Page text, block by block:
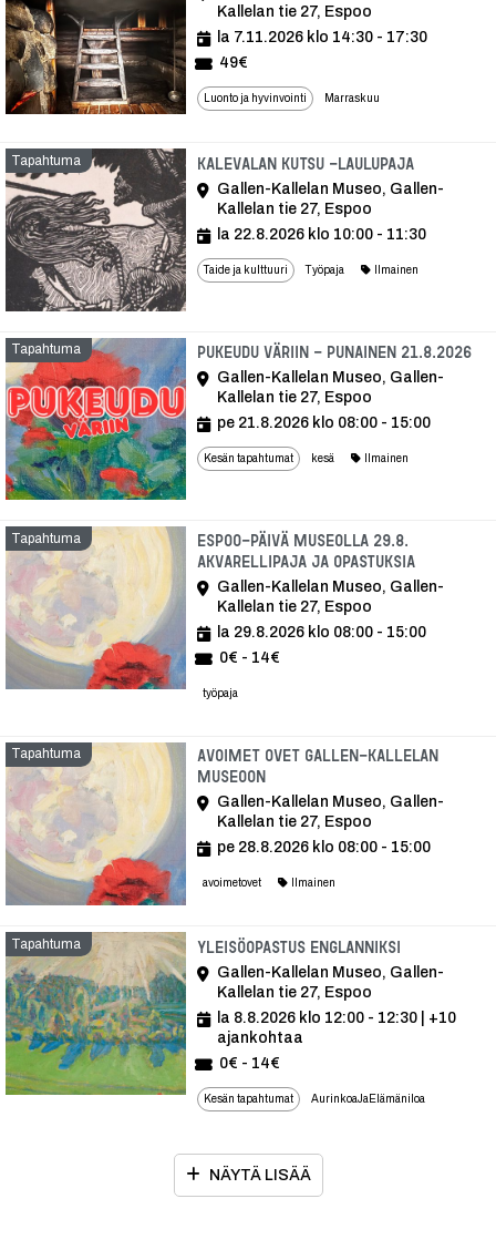
Kallelan tie 27, Espoo
la 7.11.2026 klo 14:30 - 17:30
49€
Luonto ja hyvinvointi Marraskuu
Tapahtuma Kalevalan kutsu -laulupaja
Gallen-Kallelan Museo, Gallen-
Kallelan tie 27, Espoo
la 22.8.2026 klo 10:00 - 11:30
Taide ja kulttuuri Työpaja Ilmainen
Tapahtuma Pukeudu väriin - Punainen 21.8.2026
Gallen-Kallelan Museo, Gallen-
Kallelan tie 27, Espoo
pe 21.8.2026 klo 08:00 - 15:00
Kesän tapahtumat kesä Ilmainen
Tapahtuma
Espoo-päivä museolla 29.8.
Akvarellipaja ja opastuksia
Gallen-Kallelan Museo, Gallen-
Kallelan tie 27, Espoo
la 29.8.2026 klo 08:00 - 15:00
0€ - 14€
työpaja
Tapahtuma
Avoimet ovet Gallen-Kallelan
Museoon
Gallen-Kallelan Museo, Gallen-
Kallelan tie 27, Espoo
pe 28.8.2026 klo 08:00 - 15:00
avoimetovet Ilmainen
Tapahtuma Yleisöopastus englanniksi
Gallen-Kallelan Museo, Gallen-
Kallelan tie 27, Espoo
la 8.8.2026 klo 12:00 - 12:30 | +10
ajankohtaa
0€ - 14€
Kesän tapahtumat AurinkoaJaElämäniloa
NÄYTÄ LISÄÄ